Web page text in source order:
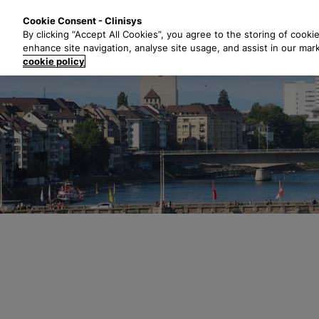
a
p
t
i
n
h
a
l
Cookie Consent - Clinisys
By clicking “Accept All Cookies”, you agree to the storing of
enhance site navigation, analyse site usage, and assist in our
cookie policy